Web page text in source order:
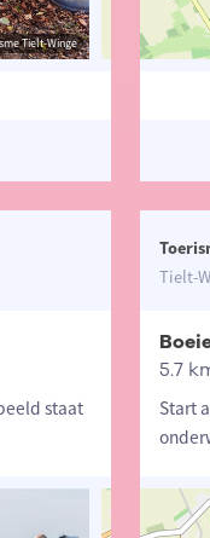
Tielt-Winge
Vlaams-Brabant
staat
Tielt-
5.7
Start